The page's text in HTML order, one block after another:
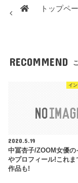
トップペ
RECOMMEND
イ
2020.5.19
中冨杏子/ZOOM女優の
やプロフィール!これま
作品も!